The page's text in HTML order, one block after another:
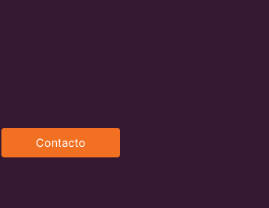
Contacto